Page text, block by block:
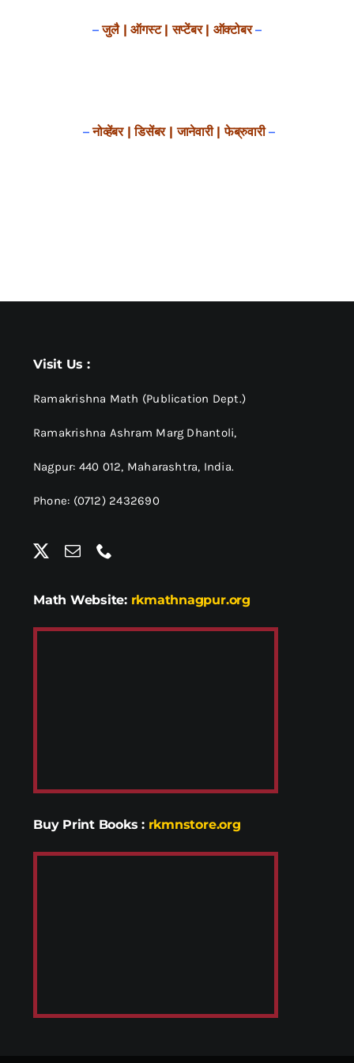
–जुलै | ऑगस्ट | सप्टेंबर | ऑक्टोबर–
–नोव्हेंबर | डिसेंबर | जानेवारी | फेब्रुवारी–
Visit Us :
Ramakrishna Math (Publication Dept.)
Ramakrishna Ashram Marg Dhantoli,
Nagpur: 440 012, Maharashtra, India.
Phone: (0712) 2432690
Math Website: rkmathnagpur.org
Buy Print Books : rkmnstore.org